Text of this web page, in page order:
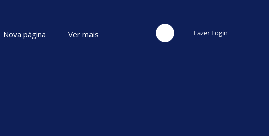
Nova página Ver mais Fazer Login